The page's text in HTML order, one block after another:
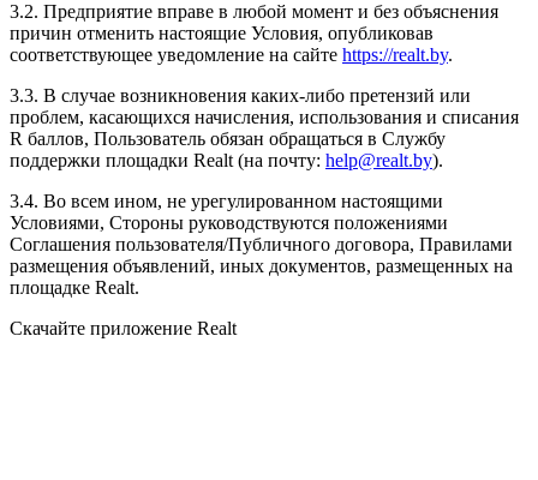
3.2. Предприятие вправе в любой момент и без объяснения
причин отменить настоящие Условия, опубликовав
соответствующее уведомление на сайте https://realt.by.
3.3. В случае возникновения каких-либо претензий или
проблем, касающихся начисления, использования и списания
R баллов, Пользователь обязан обращаться в Службу
поддержки площадки Realt (на почту: help@realt.by).
3.4. Во всем ином, не урегулированном настоящими
Условиями, Стороны руководствуются положениями
Соглашения пользователя/Публичного договора, Правилами
размещения объявлений, иных документов, размещенных на
площадке Realt.
Скачайте приложение Realt